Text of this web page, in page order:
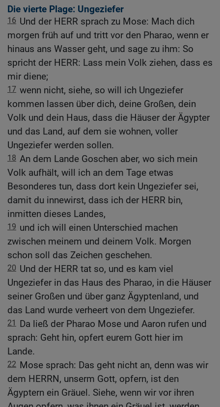
Die vierte Plage: Ungeziefer
16 Und der HERR sprach zu Mose: Mach dich
morgen früh auf und tritt vor den Pharao, wenn er
hinaus ans Wasser geht, und sage zu ihm: So
spricht der HERR: Lass mein Volk ziehen, dass es
mir diene;
17 wenn nicht, siehe, so will ich Ungeziefer
kommen lassen über dich, deine Großen, dein
Volk und dein Haus, dass die Häuser der Ägypter
und das Land, auf dem sie wohnen, voller
Ungeziefer werden sollen.
18 An dem Lande Goschen aber, wo sich mein
Volk aufhält, will ich an dem Tage etwas
Besonderes tun, dass dort kein Ungeziefer sei,
damit du innewirst, dass ich der HERR bin,
inmitten dieses Landes,
19 und ich will einen Unterschied machen
zwischen meinem und deinem Volk. Morgen
schon soll das Zeichen geschehen.
20 Und der HERR tat so, und es kam viel
Ungeziefer in das Haus des Pharao, in die Häuser
seiner Großen und über ganz Ägyptenland, und
das Land wurde verheert von dem Ungeziefer.
21
Da ließ der Pharao Mose und Aaron rufen und
sprach: Geht hin, opfert eurem Gott hier im
Lande.
22 Mose sprach: Das geht nicht an, denn was wir
dem HERRN, unserm Gott, opfern, ist den
Ägyptern ein Gräuel. Siehe, wenn wir vor ihren